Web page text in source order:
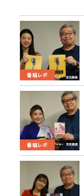
番組レポ
番組レポ